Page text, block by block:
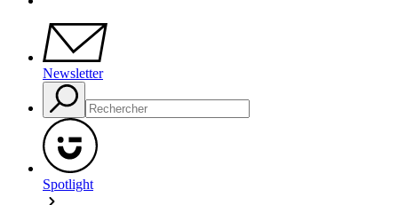
Newsletter
Spotlight